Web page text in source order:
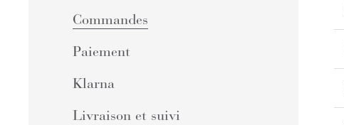
Commandes
Paiement
Klarna
Livraison et suivi